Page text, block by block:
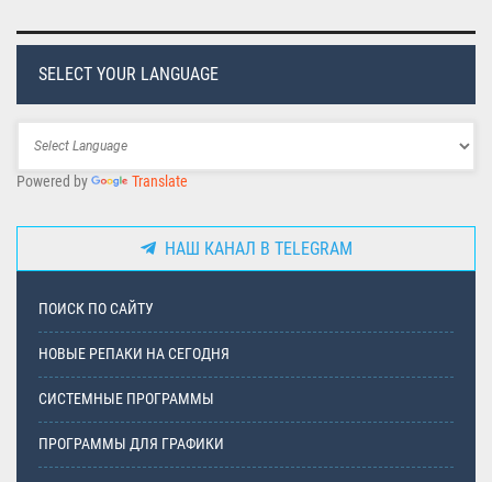
SELECT YOUR LANGUAGE
Powered by Translate
НАШ КАНАЛ В TELEGRAM
ПОИСК ПО САЙТУ
НОВЫЕ РЕПАКИ НА СЕГОДНЯ
СИСТЕМНЫЕ ПРОГРАММЫ
ПРОГРАММЫ ДЛЯ ГРАФИКИ